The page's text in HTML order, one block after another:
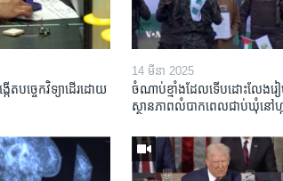
ើត​បច្ចេកវិទ្យា​ដើរ​ដោយ​
14 មីនា 2025
ចំណាប់ខ្មាំង​ដែល​ទើប​ដោះលែង​រៀ
ស្ថានភាព​​លំបាក​ពេល​ជាប់​ឃុំ​នៅ​ហ្